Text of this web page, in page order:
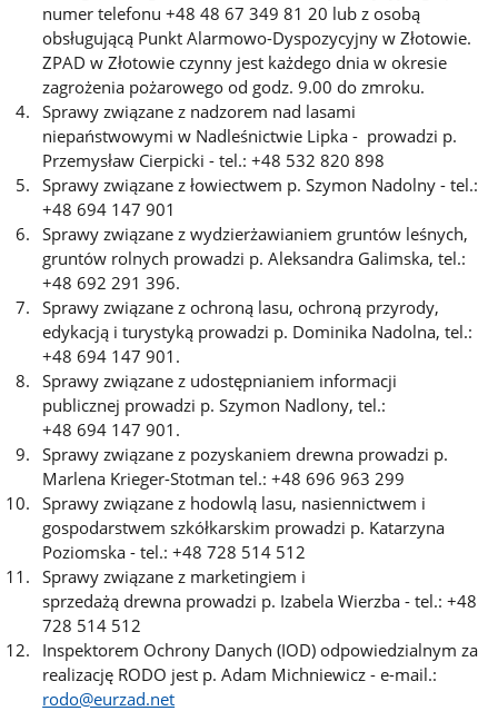
numer telefonu +48 48 67 349 81 20 lub z osobą
obsługującą Punkt Alarmowo-Dyspozycyjny w Złotowie.
ZPAD w Złotowie czynny jest każdego dnia w okresie
zagrożenia pożarowego od godz. 9.00 do zmroku.
Sprawy związane z nadzorem nad lasami
niepaństwowymi w Nadleśnictwie Lipka - prowadzi p.
Przemysław Cierpicki - tel.: +48 532 820 898
Sprawy związane z łowiectwem p. Szymon Nadolny - tel.:
+48 694 147 901
Sprawy związane z wydzierżawianiem gruntów leśnych,
gruntów rolnych prowadzi p. Aleksandra Galimska, tel.:
+48 692 291 396.
Sprawy związane zochroną lasu, ochroną przyrody,
edykacją i turystyką prowadzi p. Dominika Nadolna, tel.:
+48 694 147 901.
Sprawy związane z udostępnianiem informacji
publicznej prowadzi p. Szymon Nadlony, tel.:
+48 694 147 901.
Sprawy związane z pozyskaniem drewna prowadzi p.
Marlena Krieger-Stotman tel.: +48 696 963 299
Sprawy związane z hodowlą lasu, nasiennictwem i
gospodarstwem szkółkarskim prowadzi p. Katarzyna
Poziomska - tel.: +48 728 514 512
Sprawy związane z marketingiem i
sprzedażą drewna prowadzi p. Izabela Wierzba - tel.: +48
728 514 512
Inspektorem Ochrony Danych (IOD) odpowiedzialnym za
realizację RODO jest p.Adam Michniewicz - e-mail.:
rodo@eurzad.net